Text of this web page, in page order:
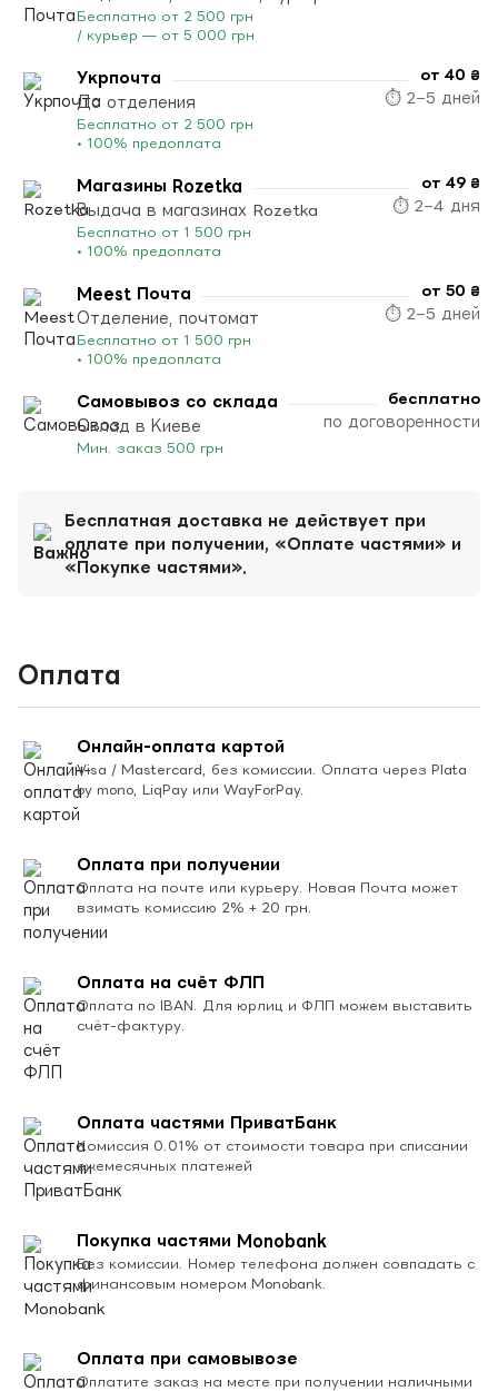
Бесплатно от 2 500 грн
/ курьер — от 5 000 грн
Укрпочта
До отделения
Бесплатно от 2 500 грн
• 100% предоплата
от 40 ₴
⏱ 2–5 дней
Магазины Rozetka
Выдача в магазинах Rozetka
Бесплатно от 1 500 грн
• 100% предоплата
от 49 ₴
⏱ 2–4 дня
Meest Почта
Отделение, почтомат
Бесплатно от 1 500 грн
• 100% предоплата
от 50 ₴
⏱ 2–5 дней
Самовывоз со склада
Склад в Киеве
Мин. заказ 500 грн
бесплатно
по договоренности
Бесплатная доставка не действует при
оплате при получении, «Оплате частями» и
«Покупке частями».
Оплата
Онлайн-оплата картой
Visa / Mastercard, без комиссии. Оплата через Plata
by mono, LiqPay или WayForPay.
Оплата при получении
Оплата на почте или курьеру. Новая Почта может
взимать комиссию 2% + 20 грн.
Оплата на счёт ФЛП
Оплата по IBAN. Для юрлиц и ФЛП можем выставить
счёт-фактуру.
Оплата частями ПриватБанк
Комиссия 0.01% от стоимости товара при списании
ежемесячных платежей
Покупка частями Monobank
Без комиссии. Номер телефона должен совпадать с
финансовым номером Monobank.
Оплата при самовывозе
Оплатите заказ на месте при получении наличными